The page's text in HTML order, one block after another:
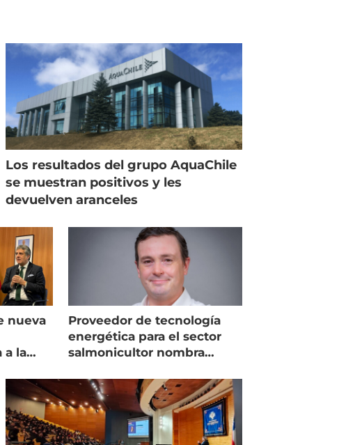
Los resultados del grupo AquaChile
se muestran positivos y les
devuelven aranceles
nueva
a la
Proveedor de tecnología
energética para el sector
salmonicultor nombra